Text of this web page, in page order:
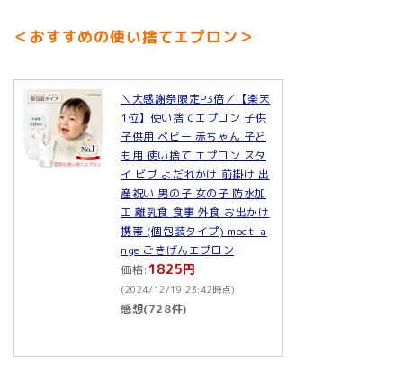
＜おすすめの使い捨てエプロン＞
＼大感謝祭限定P3倍／【楽天
1位】使い捨てエプロン 子供
子供用 ベビー 赤ちゃん 子ど
も用 使い捨て エプロン スタ
イ ビブ よだれかけ 前掛け 出
産祝い 男の子 女の子 防水加
工 離乳食 食事 外食 お出かけ
携帯 (個包装タイプ) moet-a
nge ごきげんエプロン
価格: 1825円
(2024/12/19 23:42時点)
感想(728件)